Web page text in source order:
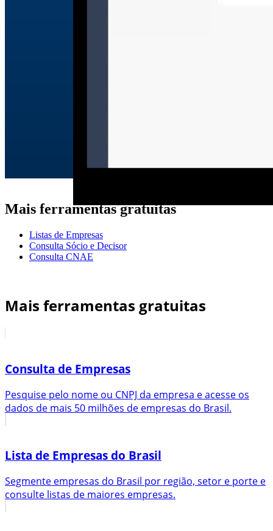
Mais ferramentas gratuitas
Listas de Empresas
Consulta Sócio e Decisor
Consulta CNAE
Mais ferramentas gratuitas
Consulta de Empresas
Pesquise pelo nome ou CNPJ da empresa e acesse os
dados de mais 50 milhões de empresas do Brasil.
Lista de Empresas do Brasil
Segmente empresas do Brasil por região, setor e porte e
consulte listas de maiores empresas.